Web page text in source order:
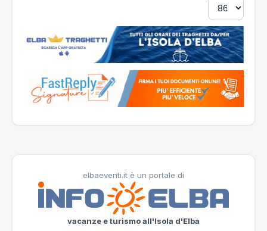
elbaeventi.it è un portale di
vacanze e turismo all'Isola d'Elba